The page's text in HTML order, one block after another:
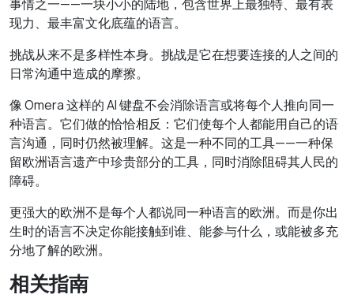
事情之一——一块小小的陆地，包含世界上最独特、最有表
现力、最丰富文化底蕴的语言。
挑战从来不是多样性本身。挑战是它在想要连接的人之间的
日常沟通中造成的摩擦。
像 Omera 这样的 AI 键盘不会消除语言或将每个人推向同一
种语言。它们做的恰恰相反：它们使每个人都能用自己的语
言沟通，同时仍然被理解。这是一种不同的工具——一种保
留欧洲语言遗产中珍贵部分的工具，同时消除阻碍其人民的
障碍。
更强大的欧洲不是每个人都说同一种语言的欧洲。而是你出
生时的语言不决定你能接触到谁、能参与什么，或能被多充
分地了解的欧洲。
相关指南